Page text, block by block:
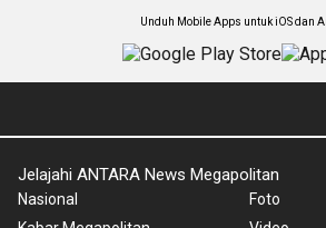
Unduh Mobile Apps untuk iOS dan
Jelajahi ANTARA News Megapolitan
Nasional
Foto